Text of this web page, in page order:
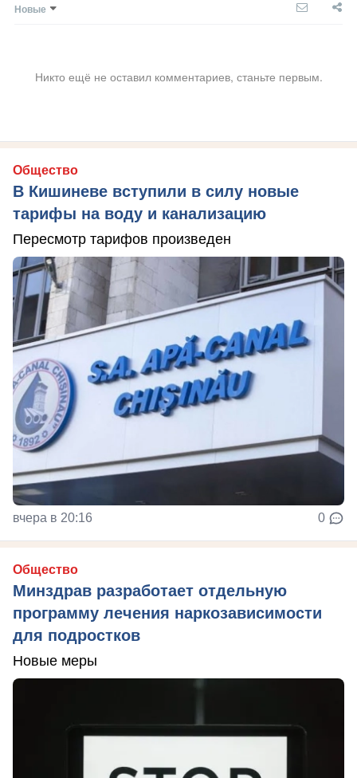
Новые
Никто ещё не оставил комментариев, станьте первым.
Общество
В Кишиневе вступили в силу новые
тарифы на воду и канализацию
Пересмотр тарифов произведен
вчера в 20:16 0
Общество
Минздрав разработает отдельную
программу лечения наркозависимости
для подростков
Новые меры